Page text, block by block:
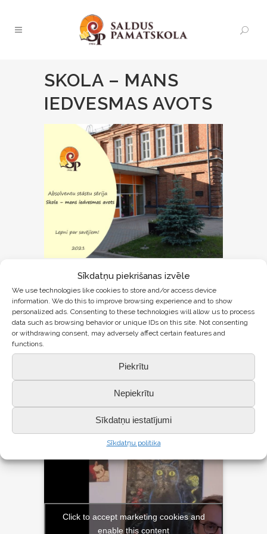
Sīkdatņu piekrišanas izvēle
We use technologies like cookies to store and/or access device
information. We do this to improve browsing experience and to show
personalized ads. Consenting to these technologies will allow us to process
data such as browsing behavior or unique IDs on this site. Not consenting
or withdrawing consent, may adversely affect certain features and
functions.
Piekrītu
Nepiekrītu
Sīkdatņu iestatījumi
Sīkdatņu politika
SKOLA – MANS
IEDVESMAS AVOTS
23 FEBSKOLA – MANS
IEDVESMAS AVOTS
Turpinām publicētabsolventu
stāstusēriju. Šoreizotrais
2013.gada absolvents, šobrīd
strādā par skolotāju.
šeit.
Click to accept marketing cookies and
enable this content